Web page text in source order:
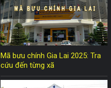
Mã bưu chính Gia Lai 2025: Tra
cứu đến từng xã